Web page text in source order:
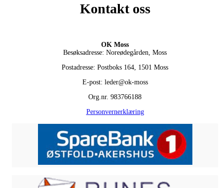
Kontakt oss
OK Moss
Besøksadresse: Noreødegården, Moss
Postadresse: Postboks 164, 1501 Moss
E-post: leder@ok-moss
Org.nr. 983766188
Personvernerklæring